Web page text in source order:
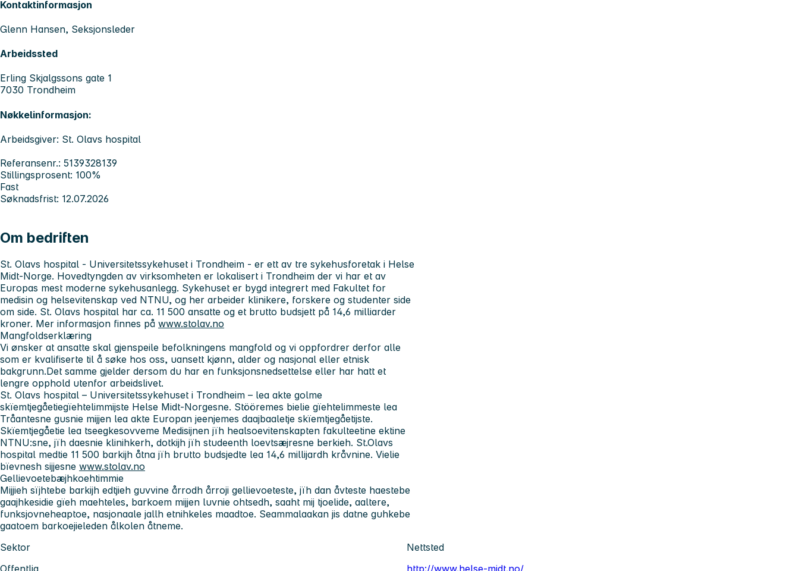
Kontaktinformasjon
Glenn Hansen, Seksjonsleder
Arbeidssted
Erling Skjalgssons gate 1
7030 Trondheim
Nøkkelinformasjon:
Arbeidsgiver: St. Olavs hospital
Referansenr.: 5139328139
Stillingsprosent: 100%
Fast
Søknadsfrist: 12.07.2026
Om bedriften
St. Olavs hospital - Universitetssykehuset i Trondheim - er ett av tre sykehusforetak i Helse
Midt-Norge. Hovedtyngden av virksomheten er lokalisert i Trondheim der vi har et av
Europas mest moderne sykehusanlegg. Sykehuset er bygd integrert med Fakultet for
medisin og helsevitenskap ved NTNU, og her arbeider klinikere, forskere og studenter side
om side. St. Olavs hospital har ca. 11 500 ansatte og et brutto budsjett på 14,6 milliarder
kroner. Mer informasjon finnes på www.stolav.no
Mangfoldserklæring
Vi ønsker at ansatte skal gjenspeile befolkningens mangfold og vi oppfordrer derfor alle
som er kvalifiserte til å søke hos oss, uansett kjønn, alder og nasjonal eller etnisk
bakgrunn.Det samme gjelder dersom du har en funksjonsnedsettelse eller har hatt et
lengre opphold utenfor arbeidslivet.
St. Olavs hospital – Universitetssykehuset i Trondheim – lea akte golme
skïemtjegåetiegïehtelimmijste Helse Midt-Norgesne. Stööremes bielie gïehtelimmeste lea
Tråantesne gusnie mijjen lea akte Europan jeenjemes daajbaaletje skïemtjegåetijste.
Skïemtjegåetie lea tseegkesovveme Medisijnen jïh healsoevitenskapten fakulteetine ektine
NTNU:sne, jïh daesnie klinihkerh, dotkijh jïh studeenth loevtsæjresne berkieh. St.Olavs
hospital medtie 11 500 barkijh åtna jïh brutto budsjedte lea 14,6 millijardh kråvnine. Vielie
bïevnesh sijjesne www.stolav.no
Gellievoetebæjhkoehtimmie
Mijjieh sïjhtebe barkijh edtjieh guvvine årrodh årroji gellievoeteste, jïh dan åvteste haestebe
gaajhkesidie gïeh maehteles, barkoem mijjen luvnie ohtsedh, saaht mij tjoelide, aaltere,
funksjovneheaptoe, nasjonaale jallh etnihkeles maadtoe. Seammalaakan jis datne guhkebe
gaatoem barkoejieleden ålkolen åtneme.
Sektor
Offentlig
Nettsted
http://www.helse-midt.no/